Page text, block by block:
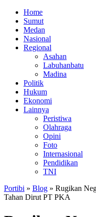
Home
Sumut
Medan
Nasional
Regional
Asahan
Labuhanbatu
Madina
Politik
Hukum
Ekonomi
Lainnya
Peristiwa
Olahraga
Opini
Foto
Internasional
Pendidikan
TNI
Portibi » Blog » Rugikan
Tahan Dirut PT PKA